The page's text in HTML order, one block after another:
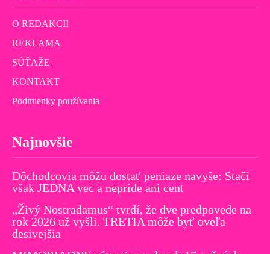
O REDAKCII
REKLAMA
SÚŤAŽE
KONTAKT
Podmienky používania
Najnovšie
Dôchodcovia môžu dostať peniaze navyše: Stačí
však JEDNA vec a nepríde ani cent
„Živý Nostradamus“ tvrdí, že dve predpovede na
rok 2026 už vyšli. TRETIA môže byť oveľa
desivejšia